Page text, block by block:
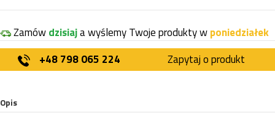
Zamówdzisiaja wyślemy Twoje produkty wponiedziałek
+48 798 065 224
Zapytaj o produkt
Opis